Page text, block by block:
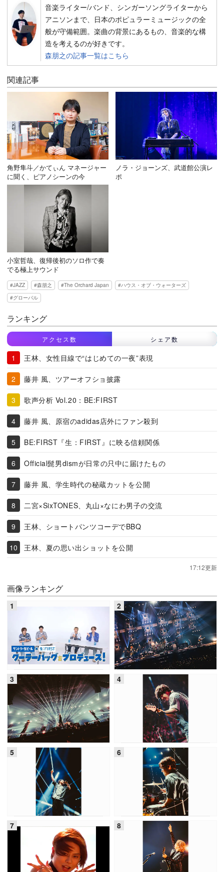
音楽ライター/バンド、シンガーソングライターから
アニソンまで、日本のポピュラーミュージックの全
般が守備範囲。楽曲の背景にあるもの、音楽的な構
造を考えるのが好きです。
森朋之の記事一覧はこちら
関連記事
角野隼斗／かてぃん マネージャー
に聞く、ピアノシーンの今
ノラ・ジョーンズ、武道館公演レ
ポ
小室哲哉、復帰後初のソロ作で奏
でる極上サウンド
JAZZ 森朋之 The Orchard Japan
ハウス・オブ・ウォーターズ
グローバル
ランキング
アクセス数 シェア数
王林、女性目線で“はじめての一夜”表現
藤井 風、ツアーオフショ披露
歌声分析 Vol.20：BE:FIRST
藤井 風、原宿のadidas店外にファン殺到
BE:FIRST『生：FIRST』に映る信頼関係
Official髭男dismが日常の只中に届けたもの
藤井 風、学生時代の秘蔵カットを公開
二宮×SixTONES、丸山×なにわ男子の交流
王林、ショートパンツコーデでBBQ
王林、夏の思い出ショットを公開
17:12更新
画像ランキング